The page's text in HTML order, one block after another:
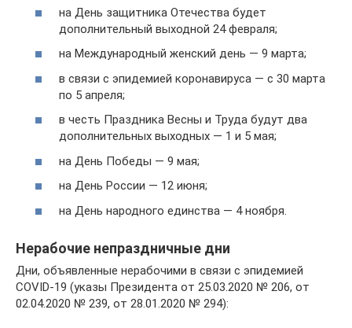
на День защитника Отечества будет
дополнительный выходной 24 февраля;
на Международный женский день — 9 марта;
в связи с эпидемией коронавируса — с 30 марта
по 5 апреля;
в честь Праздника Весны и Труда будут два
дополнительных выходных — 1 и 5 мая;
на День Победы — 9 мая;
на День России — 12 июня;
на День народного единства — 4 ноября.
Нерабочие непраздничные дни
Дни, объявленные нерабочими в связи с эпидемией
COVID-19 (указы Президента от 25.03.2020 № 206, от
02.04.2020 № 239, от 28.01.2020 № 294):